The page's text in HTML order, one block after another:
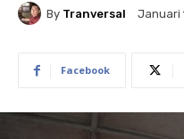
By Tranversal Januari
Facebook